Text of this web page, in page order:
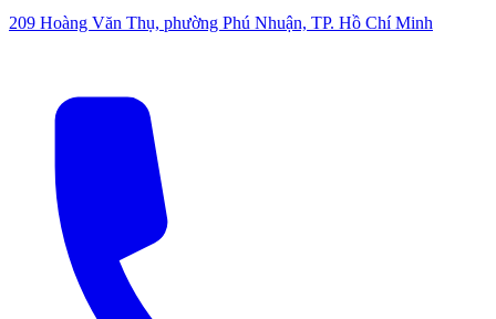
209 Hoàng Văn Thụ, phường Phú Nhuận, TP. Hồ Chí Minh